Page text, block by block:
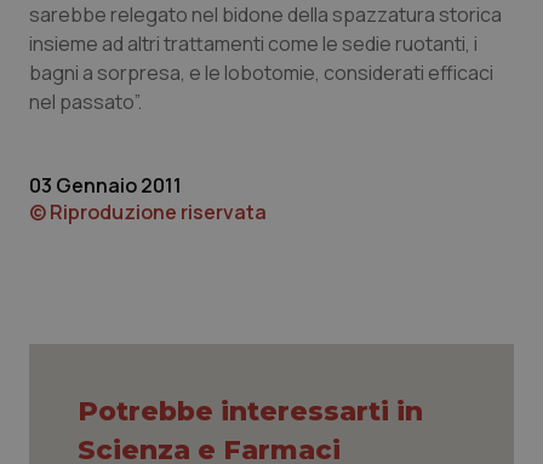
Provincia Autonoma di Bolzano
Provincia Autonoma di Trento
Sardegna
Toscana
Umbria
Infezioni & Febbre
Ipertensione & Scompenso
Malattia di Crohn & Rettocolite Ulcerosa
Obesità
Oftalmologia
sarebbe relegato nel bidone della spazzatura storica
insieme ad altri trattamenti come le sedie ruotanti, i
bagni a sorpresa, e le lobotomie, considerati efficaci
nel passato”.
03 Gennaio 2011
© Riproduzione riservata
Potrebbe interessarti in
Scienza e Farmaci